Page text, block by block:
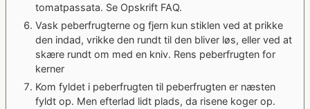
tomatpassata. Se Opskrift FAQ.
Vask peberfrugterne og fjern kun stiklen ved at prikke
den indad, vrikke den rundt til den bliver løs, eller ved at
skære rundt om med en kniv. Rens peberfrugten for
kerner
Kom fyldet i peberfrugten til peberfrugten er næsten
fyldt op. Men efterlad lidt plads, da risene koger op.